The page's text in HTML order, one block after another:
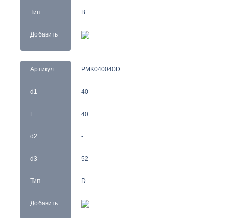
Тип
Добавить
B
Артикул
d1
L
d2
d3
Тип
Добавить
PMK040040D
40
40
-
52
D